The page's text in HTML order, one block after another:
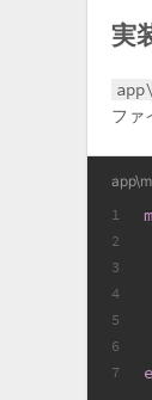
実
ファ
1
2
3
4
5
6
7